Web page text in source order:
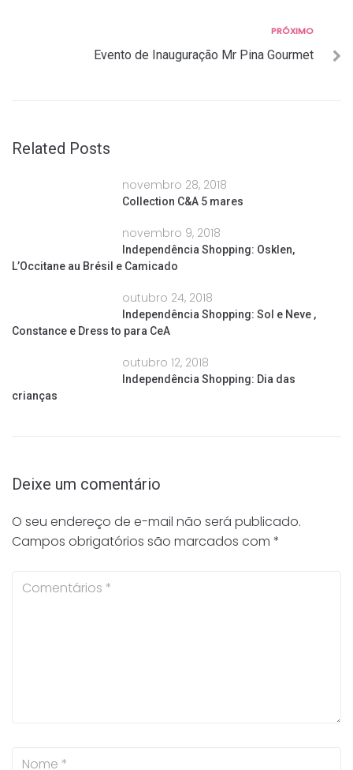
PRÓXIMO
Evento de Inauguração Mr Pina Gourmet
Related Posts
novembro 28, 2018
Collection C&A 5 mares
novembro 9, 2018
Independência Shopping: Osklen,
L’Occitane au Brésil e Camicado
outubro 24, 2018
Independência Shopping: Sol e Neve ,
Constance e Dress to para CeA
outubro 12, 2018
Independência Shopping: Dia das
crianças
Deixe um comentário
O seu endereço de e-mail não será publicado.
Campos obrigatórios são marcados com *